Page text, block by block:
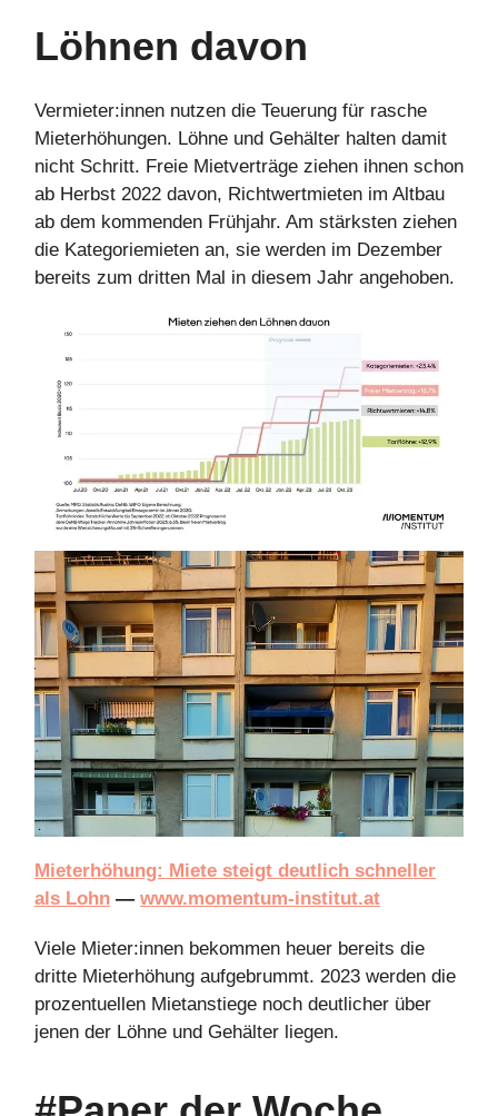
Löhnen davon
Vermieter:innen nutzen die Teuerung für rasche
Mieterhöhungen. Löhne und Gehälter halten damit
nicht Schritt. Freie Mietverträge ziehen ihnen schon
ab Herbst 2022 davon, Richtwertmieten im Altbau
ab dem kommenden Frühjahr. Am stärksten ziehen
die Kategoriemieten an, sie werden im Dezember
bereits zum dritten Mal in diesem Jahr angehoben.
Mieterhöhung: Miete steigt deutlich schneller
als Lohn — www.momentum-institut.at
Viele Mieter:innen bekommen heuer bereits die
dritte Mieterhöhung aufgebrummt. 2023 werden die
prozentuellen Mietanstiege noch deutlicher über
jenen der Löhne und Gehälter liegen.